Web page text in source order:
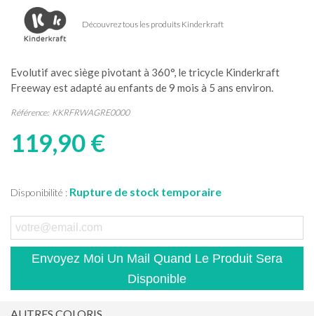
Découvrez tous les produits Kinderkraft
Evolutif avec siège pivotant à 360°, le tricycle Kinderkraft
Freeway est adapté au enfants de 9 mois à 5 ans environ.
Référence: KKRFRWAGRE0000
119,90 €
Disponibilité : Rupture de stock temporaire
Envoyez Moi Un Mail Quand Le Produit Sera
Disponible